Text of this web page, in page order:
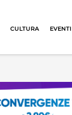
CULTURA EVENTI